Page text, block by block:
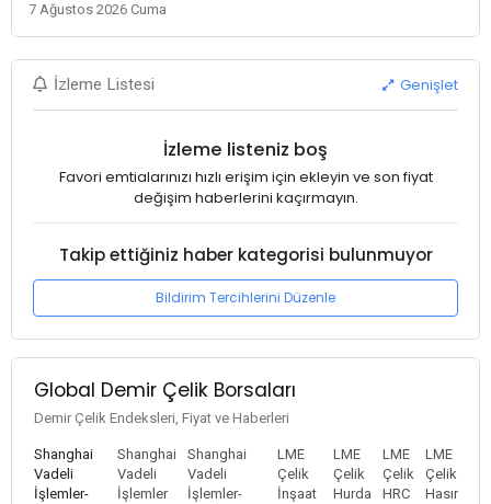
7 Ağustos 2026 Cuma
İzleme Listesi Genişlet
İzleme listeniz boş
Favori emtialarınızı hızlı erişim için ekleyin ve son fiyat
değişim haberlerini kaçırmayın.
Takip ettiğiniz haber kategorisi bulunmuyor
Bildirim Tercihlerini Düzenle
Global Demir Çelik Borsaları
Demir Çelik Endeksleri, Fiyat ve Haberleri
Shanghai
Vadeli
İşlemler-
Shanghai
Vadeli
İşlemler
Shanghai
Vadeli
İşlemler-
LME
Çelik
İnşaat
LME
Çelik
Hurda
LME
Çelik
HRC
LME
Çelik
Hasır